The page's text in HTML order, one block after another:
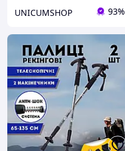
UNICUMSHOP 93%